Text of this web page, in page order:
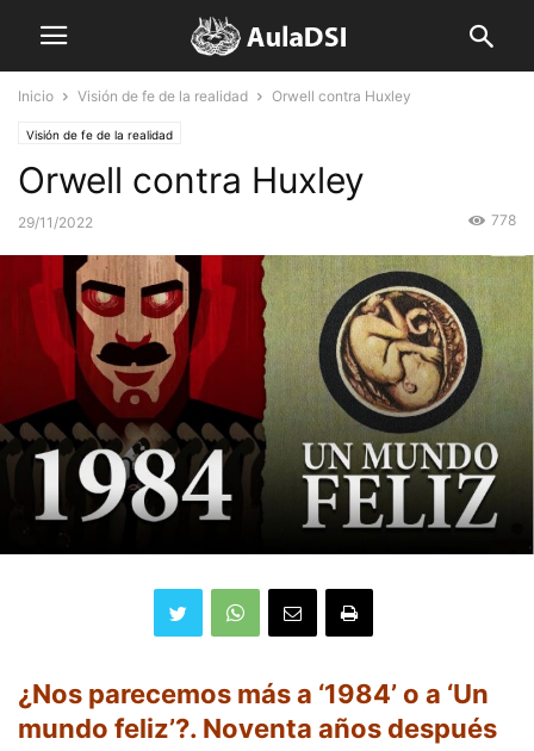
Inicio Visión de fe de la realidad Orwell contra Huxley
Visión de fe de la realidad
Orwell contra Huxley
29/11/2022 778
¿Nos parecemos más a ‘1984’ o a ‘Un
mundo feliz’?. Noventa años después